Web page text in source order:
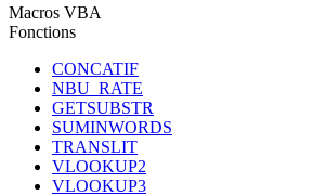
Macros VBA
Fonctions
CONCATIF
NBU_RATE
GETSUBSTR
SUMINWORDS
TRANSLIT
VLOOKUP2
VLOOKUP3